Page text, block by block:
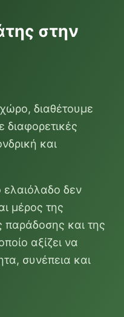
στην
διαθέτουμε
διαφορετικές
και
ελαιόλαδο δεν
μέρος της
παράδοσης και της
αξίζει να
συνέπεια και